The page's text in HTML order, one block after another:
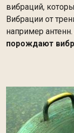
вибраций,
Вибрации от
например антенн.
порождают